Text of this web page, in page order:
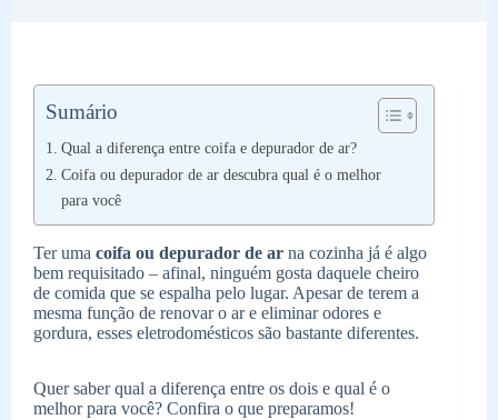
Sumário
Qual a diferença entre coifa e depurador de ar?
Coifa ou depurador de ar descubra qual é o melhor
para você
Ter uma coifa ou depurador de ar na cozinha já é algo
bem requisitado – afinal, ninguém gosta daquele cheiro
de comida que se espalha pelo lugar. Apesar de terem a
mesma função de renovar o ar e eliminar odores e
gordura, esses eletrodomésticos são bastante diferentes.
Quer saber qual a diferença entre os dois e qual é o
melhor para você? Confira o que preparamos!